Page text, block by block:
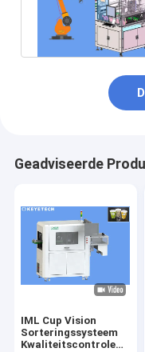
Geadviseerde
IML Cup Vision
Sorteringssysteem
Kwaliteitscontrole